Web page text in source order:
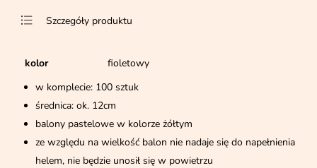
Szczegóły produktu
kolor
fioletowy
w komplecie: 100 sztuk
średnica: ok. 12cm
balony pastelowe w kolorze żółtym
ze względu na wielkość balon nie nadaje się do napełnienia
helem, nie będzie unosił się w powietrzu